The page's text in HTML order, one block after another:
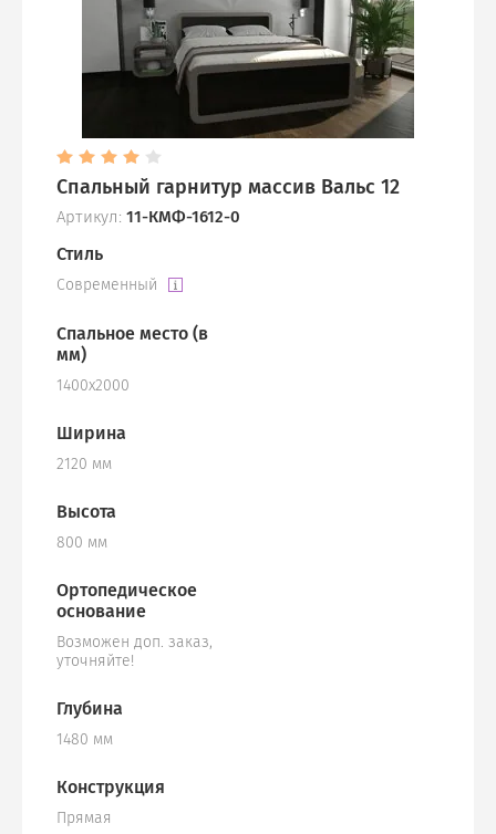
Спальный гарнитур массив Вальс 12
Артикул: 11-КМФ-1612-0
Стиль
Современный
Спальное место (в
мм)
1400х2000
Ширина
2120 мм
Высота
800 мм
Ортопедическое
основание
Возможен доп. заказ,
уточняйте!
Глубина
1480 мм
Конструкция
Прямая